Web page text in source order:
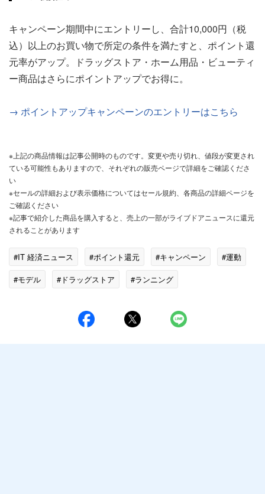
キャンペーン期間中にエントリーし、合計10,000円（税
込）以上のお買い物で所定の条件を満たすと、ポイント還
元率がアップ。ドラッグストア・ホーム用品・ビューティ
ー商品はさらにポイントアップでお得に。
→ ポイントアップキャンペーンのエントリーはこちら
※上記の商品情報は記事公開時のものです。変更や売り切れ、値段が変更され
ている可能性もありますので、それぞれの販売ページで詳細をご確認くださ
い
※セールの詳細および表示価格についてはセール規約、各商品の詳細ページを
ご確認ください
※記事で紹介した商品を購入すると、売上の一部がライブドアニュースに還元
されることがあります
#IT 経済ニュース #ポイント還元 #キャンペーン
#運動
#モデル
#ドラッグストア #ランニング